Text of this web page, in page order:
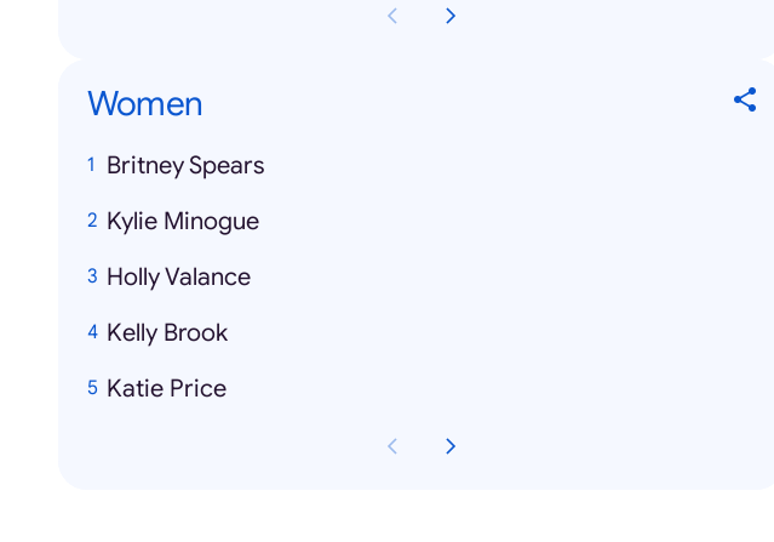
Women
Britney Spears
Kylie Minogue
Holly Valance
Kelly Brook
Katie Price